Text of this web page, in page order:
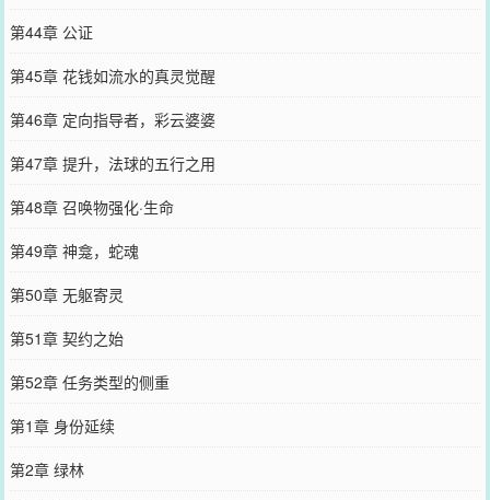
第44章 公证
第45章 花钱如流水的真灵觉醒
第46章 定向指导者，彩云婆婆
第47章 提升，法球的五行之用
第48章 召唤物强化·生命
第49章 神龛，蛇魂
第50章 无躯寄灵
第51章 契约之始
第52章 任务类型的侧重
第1章 身份延续
第2章 绿林